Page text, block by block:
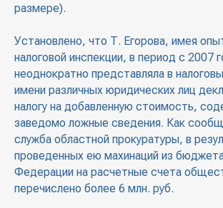
размере).
Установлено, что Т. Егорова, имея
налоговой инспекции, в период с 2007
неоднократно представляла в
имени различных юридических лиц
налогу на добавленную стоимость,
заведомо ложные сведения. Как
служба областной прокуратуры, в
проведенных ею махинаций из
Федерации на расчетные счета
перечислено более 6 млн. руб.